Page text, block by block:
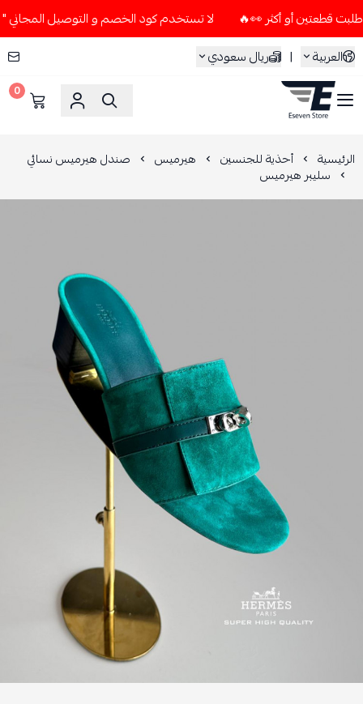
لا تستخدم كود الخصم و التوصيل المجاني " N7 " إلا إذا طلبت قطعتين أو أكثر 👀🔥
العربية
| ريال سعودي
ESEVEN STORE
0
الرئيسية أحذية للجنسين هيرميس صندل هيرميس نسائي
سليبر هيرميس